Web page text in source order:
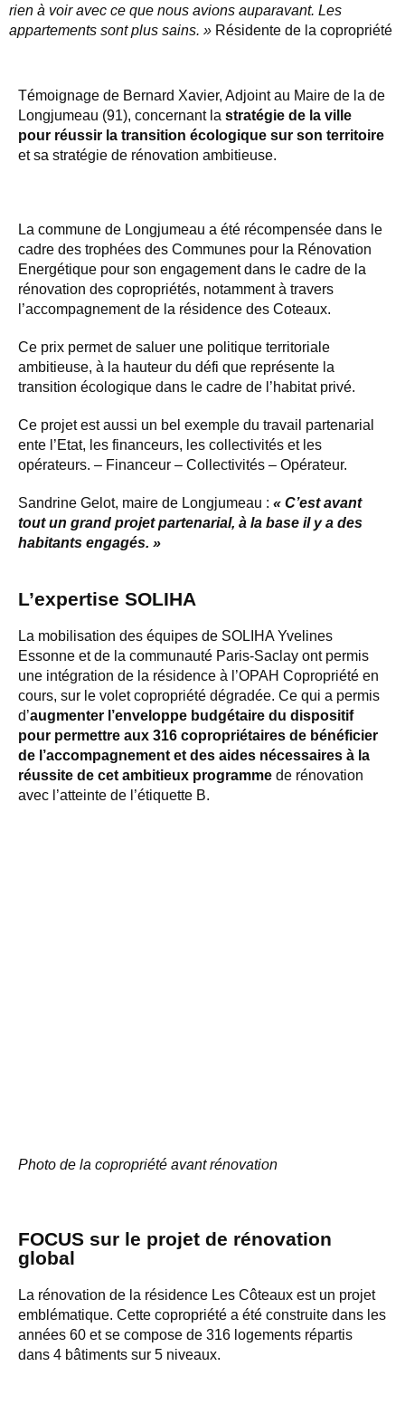
rien à voir avec ce que nous avions auparavant. Les
appartements sont plus sains. » Résidente de la copropriété
Témoignage de Bernard Xavier, Adjoint au Maire de la de
Longjumeau (91), concernant la stratégie de la ville
pour réussir la transition écologique sur son territoire
et sa stratégie de rénovation ambitieuse.
La commune de Longjumeau a été récompensée dans le
cadre des trophées des Communes pour la Rénovation
Energétique pour son engagement dans le cadre de la
rénovation des copropriétés, notamment à travers
l’accompagnement de la résidence des Coteaux.
Ce prix permet de saluer une politique territoriale
ambitieuse, à la hauteur du défi que représente la
transition écologique dans le cadre de l’habitat privé.
Ce projet est aussi un bel exemple du travail partenarial
ente l’Etat, les financeurs, les collectivités et les
opérateurs. – Financeur – Collectivités – Opérateur.
Sandrine Gelot, maire de Longjumeau : « C’est avant
tout un grand projet partenarial, à la base il y a des
habitants engagés. »
L’expertise SOLIHA
La mobilisation des équipes de SOLIHA Yvelines
Essonne et de la communauté Paris-Saclay ont permis
une intégration de la résidence à l’OPAH Copropriété en
cours, sur le volet copropriété dégradée. Ce qui a permis
d’augmenter l’enveloppe budgétaire du dispositif
pour permettre aux 316 copropriétaires de bénéficier
de l’accompagnement et des aides nécessaires à la
réussite de cet ambitieux programme de rénovation
avec l’atteinte de l’étiquette B.
Photo de la copropriété avant rénovation
FOCUS sur le projet de rénovation
global
La rénovation de la résidence Les Côteaux est un projet
emblématique. Cette copropriété a été construite dans les
années 60 et se compose de 316 logements répartis
dans 4 bâtiments sur 5 niveaux.